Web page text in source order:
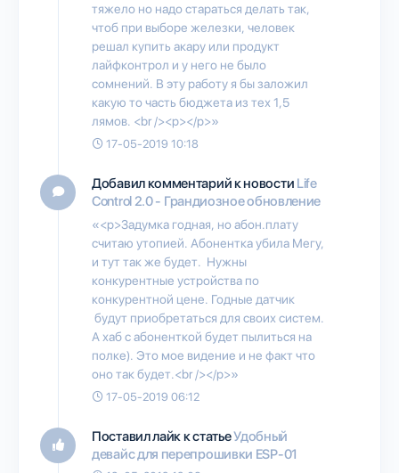
тяжело но надо стараться делать так,
чтоб при выборе железки, человек
решал купить акару или продукт
лайфконтрол и у него не было
сомнений. В эту работу я бы заложил
какую то часть бюджета из тех 1,5
лямов. <br /><p></p>»
17-05-2019 10:18
Добавил комментарий к новости Life
Control 2.0 - Грандиозное обновление
«<p>Задумка годная, но абон.плату
считаю утопией. Абонентка убила Мегу,
и тут так же будет. Нужны
конкурентные устройства по
конкурентной цене. Годные датчик
будут приобретаться для своих систем.
А хаб с абоненткой будет пылиться на
полке). Это мое видение и не факт что
оно так будет.<br /></p>»
17-05-2019 06:12
Поставил лайк к статьеУдобный
девайс для перепрошивки ESP-01